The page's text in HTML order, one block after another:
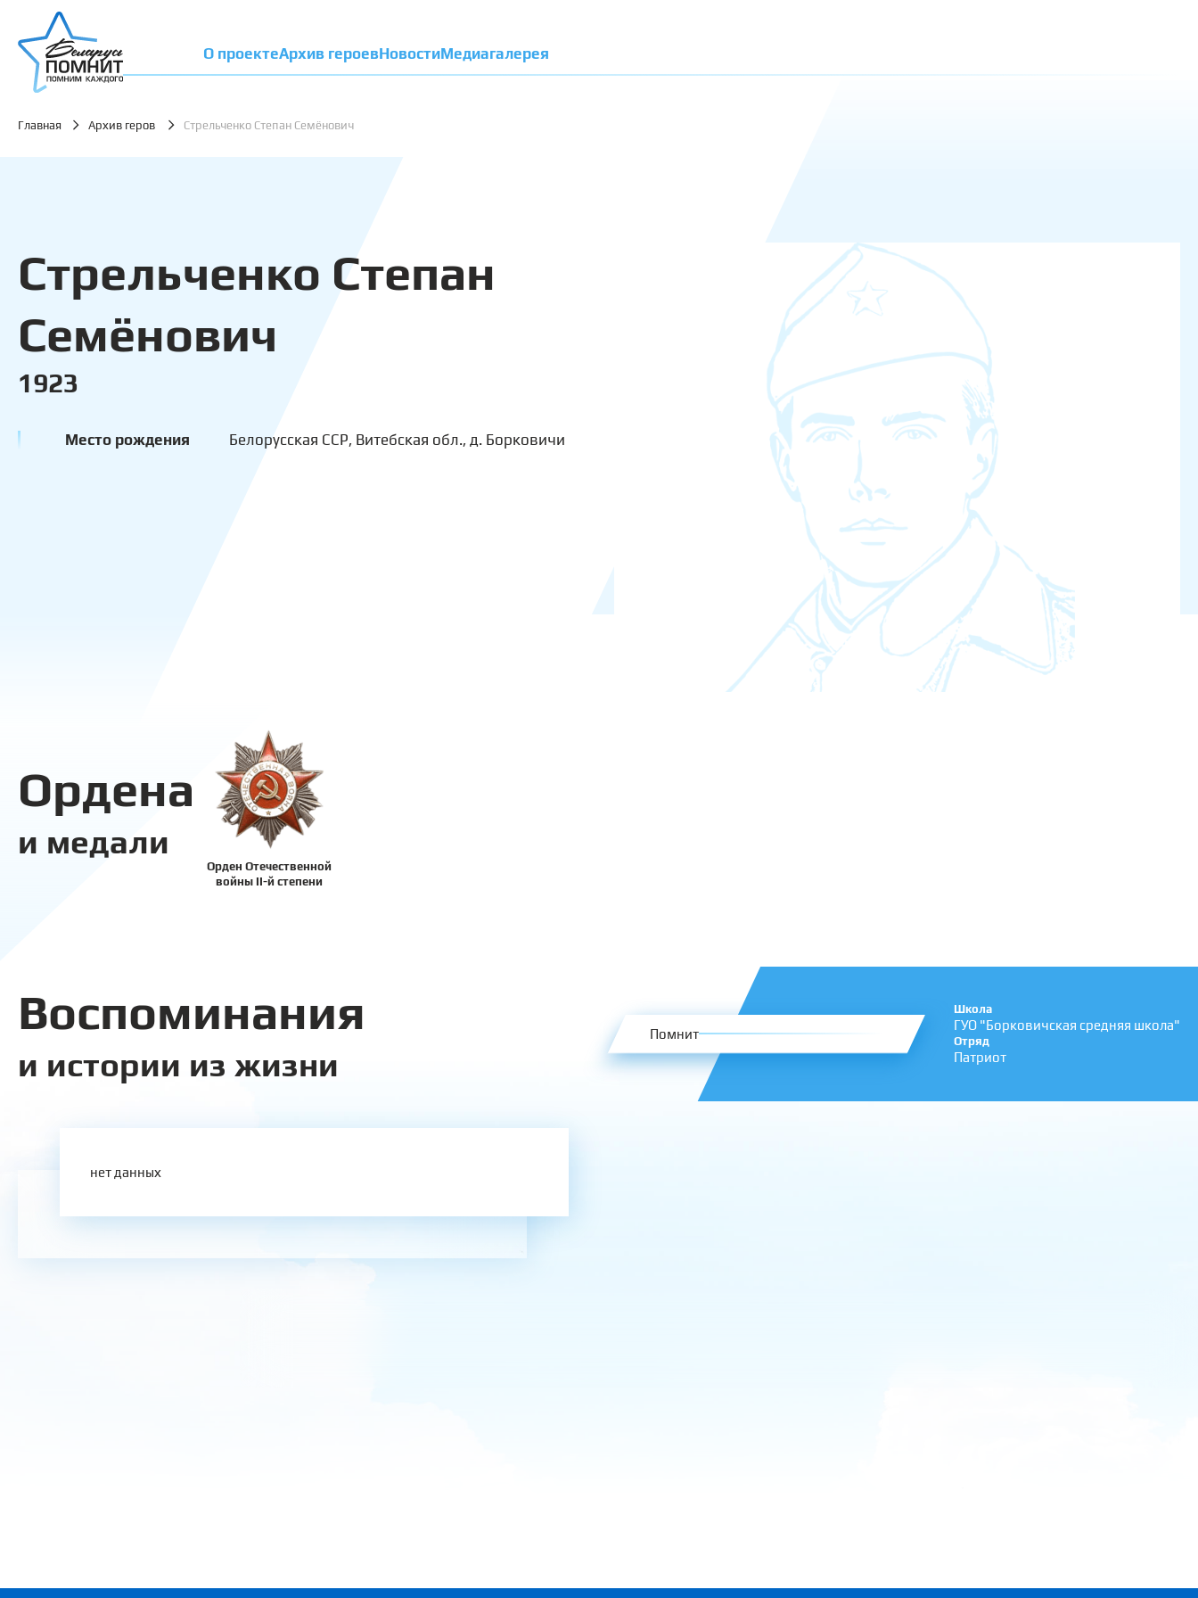
О проектеАрхив героевНовостиМедиагалерея
Главная Архив геров Стрельченко Степан Семёнович
Стрельченко Степан
Семёнович
1923
Место рождения Белорусская ССР, Витебская обл., д. Борковичи
Ордена
и медали
Орден Отечественной
войны II-й степени
Воспоминания
и истории из жизни
Помнит
Школа
ГУО "Борковичская средняя школа"
Отряд
Патриот
нет данных